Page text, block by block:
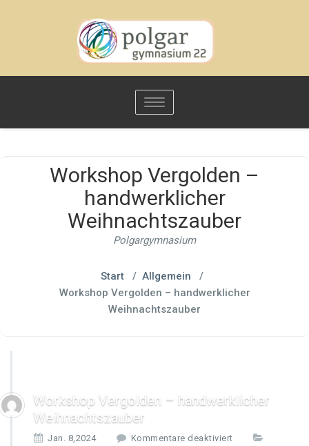
Toggle
navigation
Workshop Vergolden –
handwerklicher
Weihnachtszauber
Polgargymnasium
Start/ Allgemein /
Workshop Vergolden – handwerklicher
Weihnachtszauber
Workshop Vergolden – handwerklicher
Weihnachtszauber
Jan. 8,2024 Kommentare deaktiviert